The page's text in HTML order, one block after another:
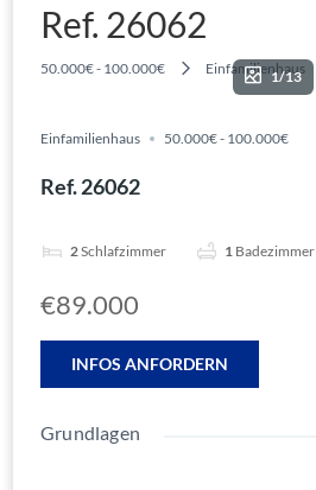
Ref. 26062
50.000€ - 100.000€ Einfamilienhaus
1/13
Einfamilienhaus 50.000€ - 100.000€
Ref. 26062
2Schlafzimmer 1 Badezimmer
€89.000
INFOS ANFORDERN
Grundlagen